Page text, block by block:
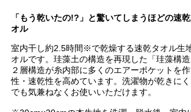
「もう乾いたの!?」と驚いてしまうほどの速
オル
室内干し約2.5時間※で乾燥する速乾タオル生
オルです。珪藻土の構造を再現した「珪藻構
２層構造が糸内部に多くのエアーポケットを
性・速乾性を高めています。洗濯物が乾きに
でも気兼ねなくお使いいただけます。